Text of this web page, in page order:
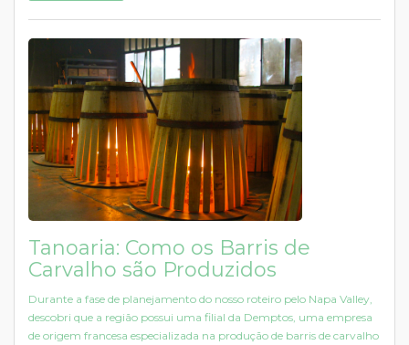
Tanoaria: Como os Barris de
Carvalho são Produzidos
Durante a fase de planejamento do nosso roteiro pelo Napa Valley,
descobri que a região possui uma filial da Demptos, uma empresa
de origem francesa especializada na produção de barris de carvalho